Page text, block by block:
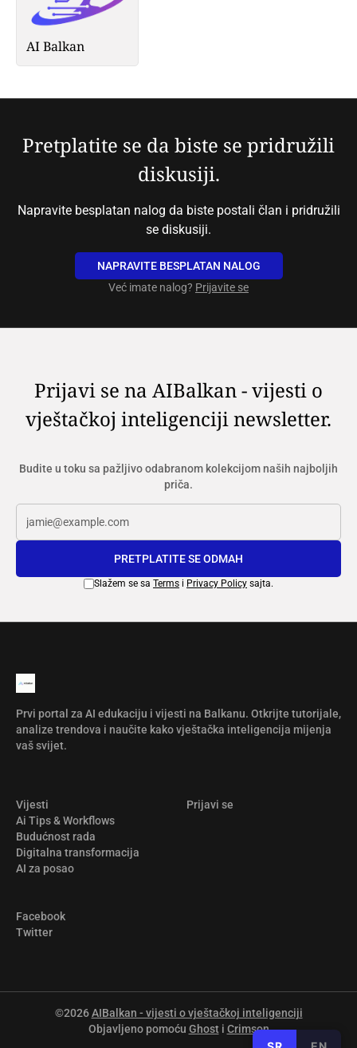
AI Balkan
Pretplatite se da biste se pridružili
diskusiji.
Napravite besplatan nalog da biste postali član i pridružili
se diskusiji.
NAPRAVITE BESPLATAN NALOG
Već imate nalog? Prijavite se
Prijavi se na AIBalkan - vijesti o
vještačkoj inteligenciji newsletter.
Budite u toku sa pažljivo odabranom kolekcijom naših najboljih
priča.
PRETPLATITE SE ODMAH
Slažem se sa Terms i Privacy Policy sajta.
Prvi portal za AI edukaciju i vijesti na Balkanu. Otkrijte tutorijale,
analize trendova i naučite kako vještačka inteligencija mijenja
vaš svijet.
Vijesti
Ai Tips & Workflows
Budućnost rada
Digitalna transformacija
AI za posao
Prijavi se
Facebook
Twitter
©2026AIBalkan - vijesti o vještačkoj inteligenciji
Objavljeno pomoću Ghosti Crimson